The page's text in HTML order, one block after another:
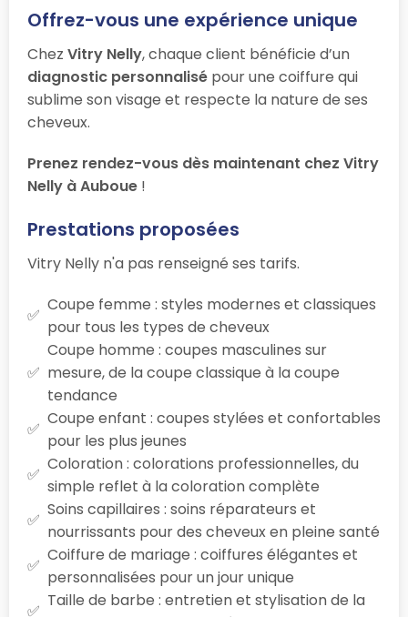
Offrez-vous une expérience unique
Chez Vitry Nelly, chaque client bénéficie d’un
diagnostic personnalisé pour une coiffure qui
sublime son visage et respecte la nature de ses
cheveux.
Prenez rendez-vous dès maintenant chez Vitry
Nelly à Auboue !
Prestations proposées
Vitry Nelly n'a pas renseigné ses tarifs.
Coupe femme : styles modernes et classiques
pour tous les types de cheveux
Coupe homme : coupes masculines sur
mesure, de la coupe classique à la coupe
tendance
Coupe enfant : coupes stylées et confortables
pour les plus jeunes
Coloration : colorations professionnelles, du
simple reflet à la coloration complète
Soins capillaires : soins réparateurs et
nourrissants pour des cheveux en pleine santé
Coiffure de mariage : coiffures élégantes et
personnalisées pour un jour unique
Taille de barbe : entretien et stylisation de la